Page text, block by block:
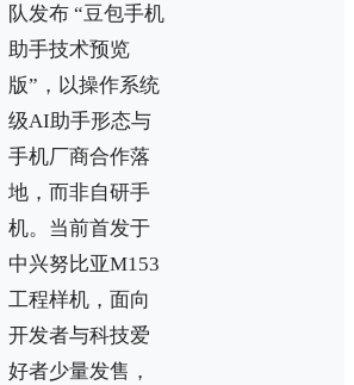
队发布 “豆包手机
助手技术预览
版”，以操作系统
级AI助手形态与
手机厂商合作落
地，而非自研手
机。当前首发于
中兴努比亚M153
工程样机，面向
开发者与科技爱
好者少量发售，